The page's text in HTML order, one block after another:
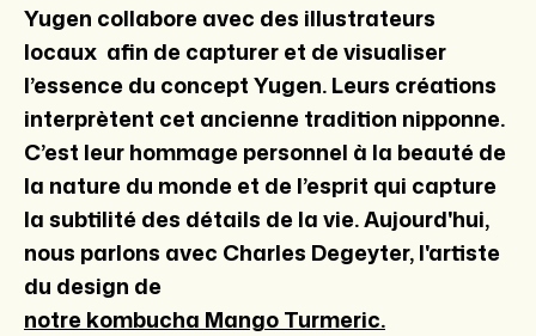
Yugen collabore avec des illustrateurs
locaux afin de capturer et de visualiser
l’essence du concept Yugen. Leurs créations
interprètent cet ancienne tradition nipponne.
C’est leur hommage personnel à la beauté de
la nature du monde et de l’esprit qui capture
la subtilité des détails de la vie. Aujourd'hui,
nous parlons avec Charles Degeyter, l'artiste
du design de
notre kombucha Mango Turmeric.